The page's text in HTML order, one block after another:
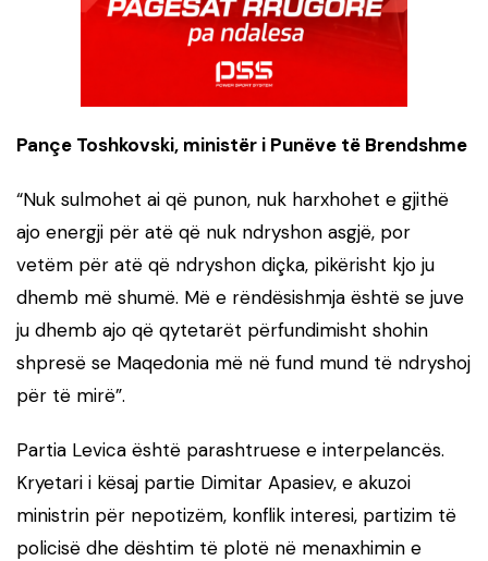
Pançe Toshkovski, ministër i Punëve të Brendshme
“Nuk sulmohet ai që punon, nuk harxhohet e gjithë
ajo energji për atë që nuk ndryshon asgjë, por
vetëm për atë që ndryshon diçka, pikërisht kjo ju
dhemb më shumë. Më e rëndësishmja është se juve
ju dhemb ajo që qytetarët përfundimisht shohin
shpresë se Maqedonia më në fund mund të ndryshoj
për të mirë”.
Partia Levica është parashtruese e interpelancës.
Kryetari i kësaj partie Dimitar Apasiev, e akuzoi
ministrin për nepotizëm, konflik interesi, partizim të
policisë dhe dështim të plotë në menaxhimin e